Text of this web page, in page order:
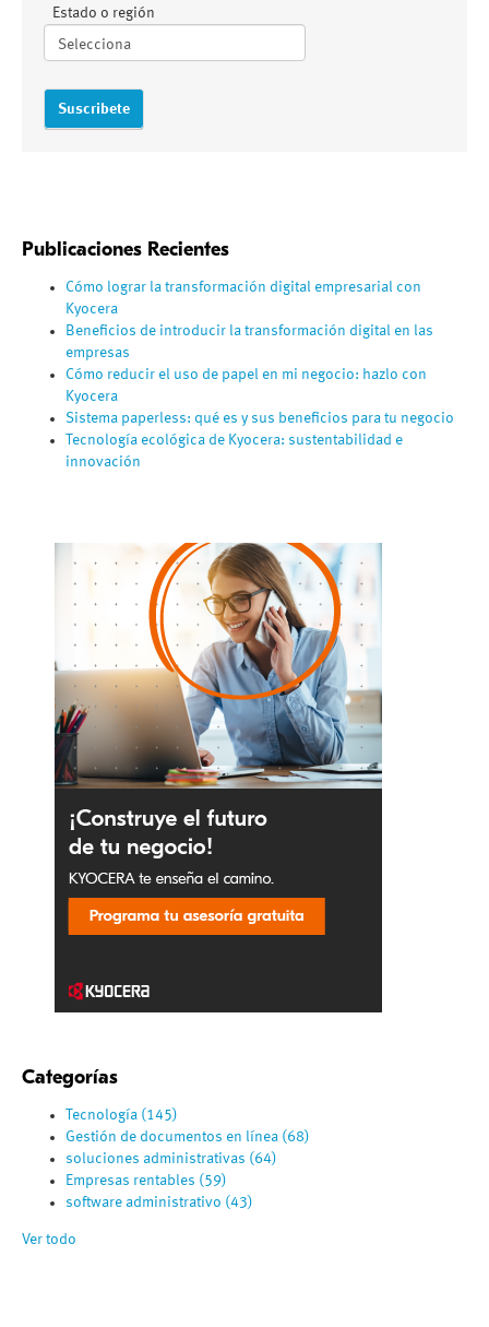
Estado o región
Publicaciones Recientes
Cómo lograr la transformación digital empresarial con
Kyocera
Beneficios de introducir la transformación digital en las
empresas
Cómo reducir el uso de papel en mi negocio: hazlo con
Kyocera
Sistema paperless: qué es y sus beneficios para tu negocio
Tecnología ecológica de Kyocera: sustentabilidad e
innovación
Categorías
Tecnología (145)
Gestión de documentos en línea (68)
soluciones administrativas (64)
Empresas rentables (59)
software administrativo (43)
Ver todo